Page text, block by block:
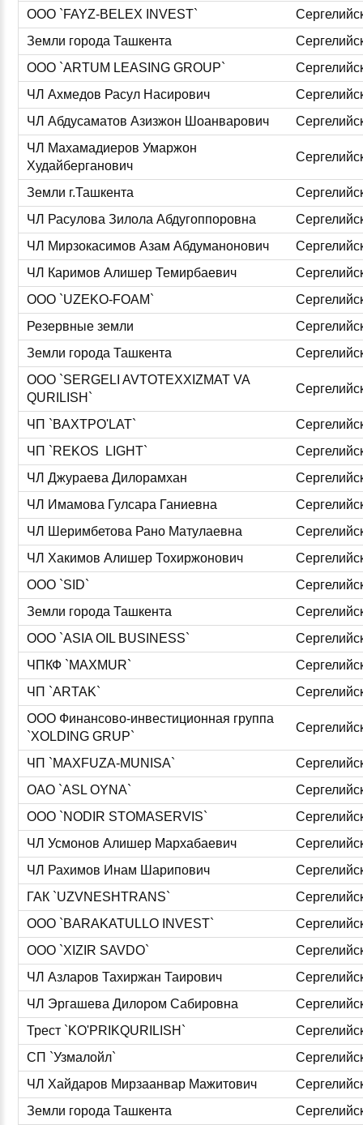
ООО `FAYZ-BELEX INVEST`
Земли города Ташкента
ООО `ARTUM LEASING GROUP`
ЧЛ Ахмедов Расул Насирович
ЧЛ Абдусаматов Азизжон Шоанварович
ЧЛ Махамадиеров Умаржон
Худайберганович
Земли г.Ташкента
ЧЛ Расулова Зилола Абдугоппоровна
ЧЛ Мирзокасимов Азам Абдуманонович
ЧЛ Каримов Алишер Темирбаевич
ООО `UZEKO-FOAM`
Резервные земли
Земли города Ташкента
ООО `SERGELI AVTOTEXXIZMAT VA
QURILISH`
ЧП `BAXTPO'LAT`
ЧП `REKOS LIGHT`
ЧЛ Джураева Дилорамхан
ЧЛ Имамова Гулсара Ганиевна
ЧЛ Шеримбетова Рано Матулаевна
ЧЛ Хакимов Алишер Тохиржонович
ООО `SID`
Земли города Ташкента
ООО `ASIA OIL BUSINESS`
ЧПКФ `MAXMUR`
ЧП `ARTAK`
ООО Финансово-инвестиционная группа
`XOLDING GRUP`
ЧП `MAXFUZA-MUNISA`
ОАО `ASL OYNA`
ООО `NODIR STOMASERVIS`
ЧЛ Усмонов Алишер Мархабаевич
ЧЛ Рахимов Инам Шарипович
ГАК `UZVNESHTRANS`
ООО `BARAKATULLO INVEST`
ООО `XIZIR SAVDO`
ЧЛ Азларов Тахиржан Таирович
ЧЛ Эргашева Дилором Сабировна
Трест `KO'PRIKQURILISH`
СП `Узмалойл`
ЧЛ Хайдаров Мирзаанвар Мажитович
Земли города Ташкента